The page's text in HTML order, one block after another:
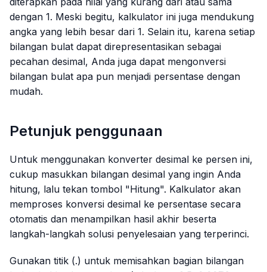
dengan 1. Meski begitu, kalkulator ini juga mendukung
angka yang lebih besar dari 1. Selain itu, karena setiap
bilangan bulat dapat direpresentasikan sebagai
pecahan desimal, Anda juga dapat mengonversi
bilangan bulat apa pun menjadi persentase dengan
mudah.
Petunjuk penggunaan
Untuk menggunakan konverter desimal ke persen ini,
cukup masukkan bilangan desimal yang ingin Anda
hitung, lalu tekan tombol "Hitung". Kalkulator akan
memproses konversi desimal ke persentase secara
otomatis dan menampilkan hasil akhir beserta
langkah-langkah solusi penyelesaian yang terperinci.
Gunakan titik (.) untuk memisahkan bagian bilangan